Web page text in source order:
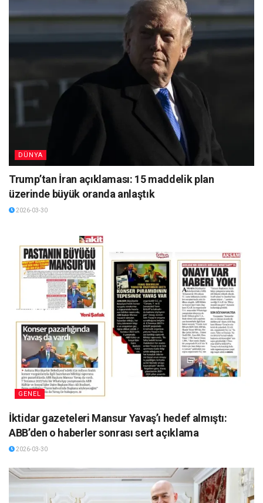
DÜNYA
Trump’tan İran açıklaması: 15 maddelik plan
üzerinde büyük oranda anlaştık
2026-03-30
GENEL
İktidar gazeteleri Mansur Yavaş’ı hedef almıştı:
ABB’den o haberler sonrası sert açıklama
2026-03-30